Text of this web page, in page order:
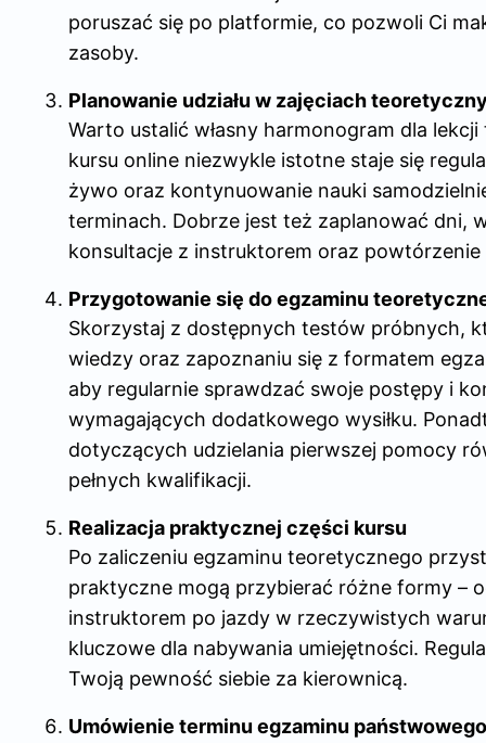
poruszać się po platformie, co pozwoli Ci
zasoby.
Planowanie udziału w zajęciach
Warto ustalić własny harmonogram dla
kursu online niezwykle istotne staje się
żywo oraz kontynuowanie nauki
terminach. Dobrze jest też zaplanować dni,
konsultacje z instruktorem oraz powtórzenie
Przygotowanie się do egzaminu
Skorzystaj z dostępnych testów próbnych,
wiedzy oraz zapoznaniu się z formatem
aby regularnie sprawdzać swoje postępy i
wymagających dodatkowego wysiłku.
dotyczących udzielania pierwszej pomocy
pełnych kwalifikacji.
Realizacja praktycznej części kursu
Po zaliczeniu egzaminu teoretycznego
praktyczne mogą przybierać różne formy –
instruktorem po jazdy w rzeczywistych
kluczowe dla nabywania umiejętności.
Twoją pewność siebie za kierownicą.
Umówienie terminu egzaminu państwowego